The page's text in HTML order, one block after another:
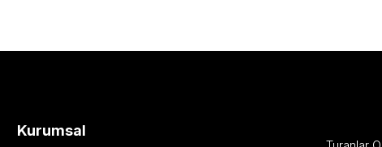
Kurumsal